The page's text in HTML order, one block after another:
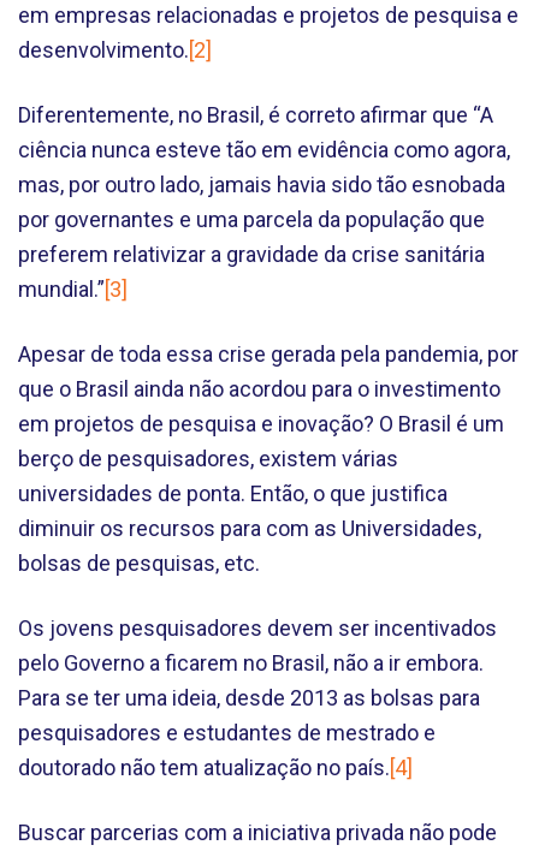
em empresas relacionadas e projetos de pesquisa e
desenvolvimento.[2]
Diferentemente, no Brasil, é correto afirmar que “A
ciência nunca esteve tão em evidência como agora,
mas, por outro lado, jamais havia sido tão esnobada
por governantes e uma parcela da população que
preferem relativizar a gravidade da crise sanitária
mundial.”[3]
Apesar de toda essa crise gerada pela pandemia, por
que o Brasil ainda não acordou para o investimento
em projetos de pesquisa e inovação? O Brasil é um
berço de pesquisadores, existem várias
universidades de ponta. Então, o que justifica
diminuir os recursos para com as Universidades,
bolsas de pesquisas, etc.
Os jovens pesquisadores devem ser incentivados
pelo Governo a ficarem no Brasil, não a ir embora.
Para se ter uma ideia, desde 2013 as bolsas para
pesquisadores e estudantes de mestrado e
doutorado não tem atualização no país.[4]
Buscar parcerias com a iniciativa privada não pode